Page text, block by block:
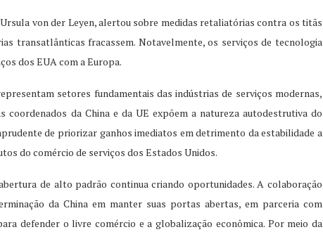
von der Leyen, alertou sobre medidas retaliatórias contra os titãs
transatlânticas fracassem. Notavelmente, os serviços de tecnologia
dos EUA com a Europa.
setores fundamentais das indústrias de serviços modernas,
da China e da UE expõem a natureza autodestrutiva do
de priorizar ganhos imediatos em detrimento da estabilidade a
do comércio de serviços dos Estados Unidos.
de alto padrão continua criando oportunidades. A colaboração
da China em manter suas portas abertas, em parceria com
defender o livre comércio e a globalização econômica. Por meio da